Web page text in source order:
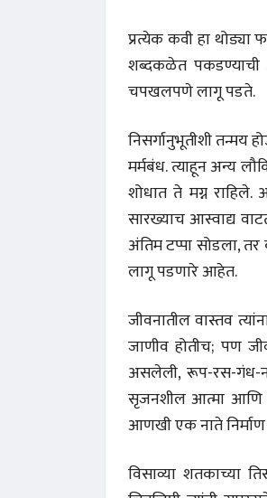
प्रत्येक कवी हा थोड्या
शब्दकळेत पकडण्याची
चपखलपणे लागू पडते.
निसर्गानुभूतीशी तन्मय
मर्मबंध. त्याहून अन्य
शोधात ते मग्न राहिले.
सारख्याच आस्वाद्य
अंतिम टप्पा सोडला, तर
लागू पडणारे आहेत.
जीवनातील वास्तव
जाणीव होतीच; पण
असलेली, रूप-रस-गंध-
सृजनशील आत्मा आणि
आणखी एक नाते
विसाव्या शतकाच्या